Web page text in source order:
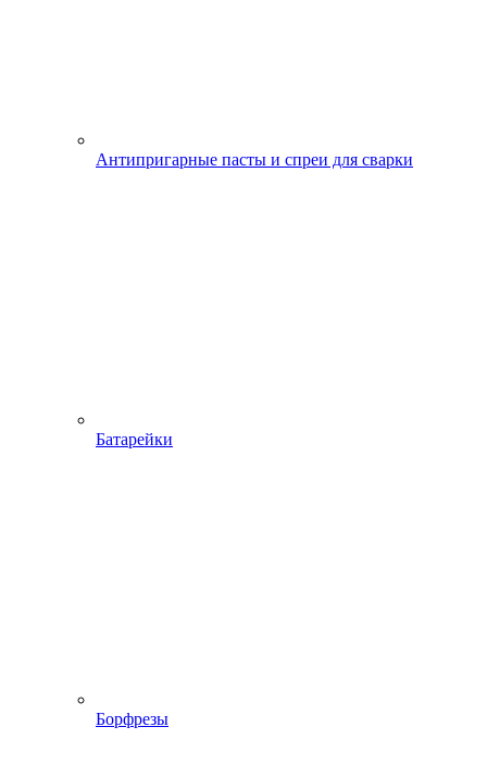
Антипригарные пасты и спреи для сварки
Батарейки
Борфрезы